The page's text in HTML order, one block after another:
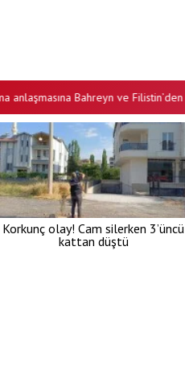
Bahreyn ve Filistin’den destek
Korkunç olay! Cam silerken 3’üncü
kattan düştü